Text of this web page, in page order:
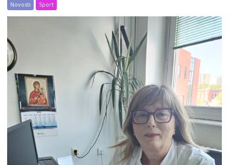
Novosti Sport